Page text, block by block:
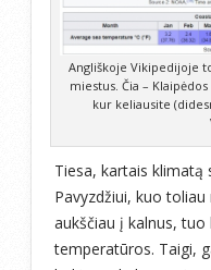
Angliškoje Vikipedijoje
miestus. Čia –
kur keliausite
Tiesa, kartais klimatą
Pavyzdžiui, kuo
aukščiau į kalnus, tuo
temperatūros. Taigi,